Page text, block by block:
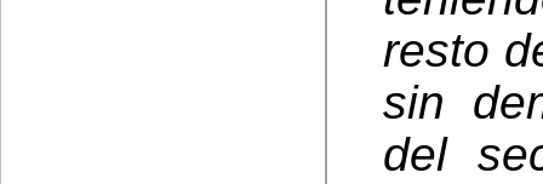
resto
sin
del